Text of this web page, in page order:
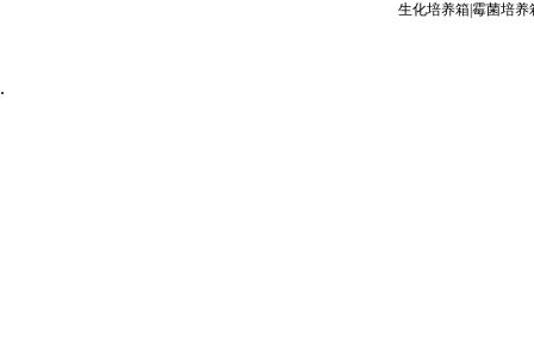
生化培养箱|霉菌培养
.